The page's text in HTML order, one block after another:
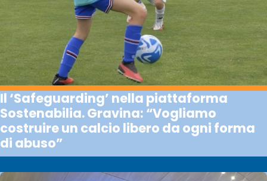
Il ‘Safeguarding’ nella piattaforma
Sostenabilia. Gravina: “Vogliamo
costruire un calcio libero da ogni forma
di abuso”